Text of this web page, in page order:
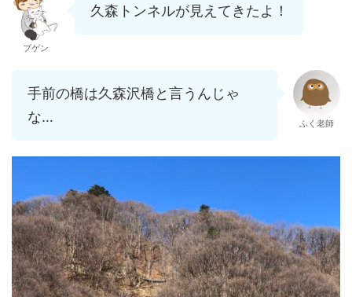
ブゲン
久森トンネルが見えてきたよ！
手前の橋は久森沢橋と言うんじゃ
な…
ふく老師